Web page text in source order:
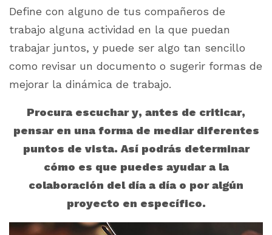
Define con alguno de tus compañeros de
trabajo alguna actividad en la que puedan
trabajar juntos, y puede ser algo tan sencillo
como revisar un documento o sugerir formas de
mejorar la dinámica de trabajo.
Procura escuchar y, antes de criticar,
pensar en una forma de mediar diferentes
puntos de vista. Así podrás determinar
cómo es que puedes ayudar a la
colaboración del día a día o por algún
proyecto en específico.